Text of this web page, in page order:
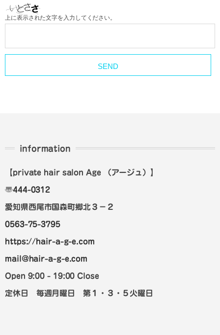
上に表示された文字を入力してください。
information
【private hair salon Age （アージュ） 】
〠444-0312
愛知県西尾市国森町郷北３－２
0563-75-3795
https://hair-a-g-e.com
mail@hair-a-g-e.com
Open 9:00 - 19:00 Close
定休日 毎週月曜日 第１・３・５火曜日